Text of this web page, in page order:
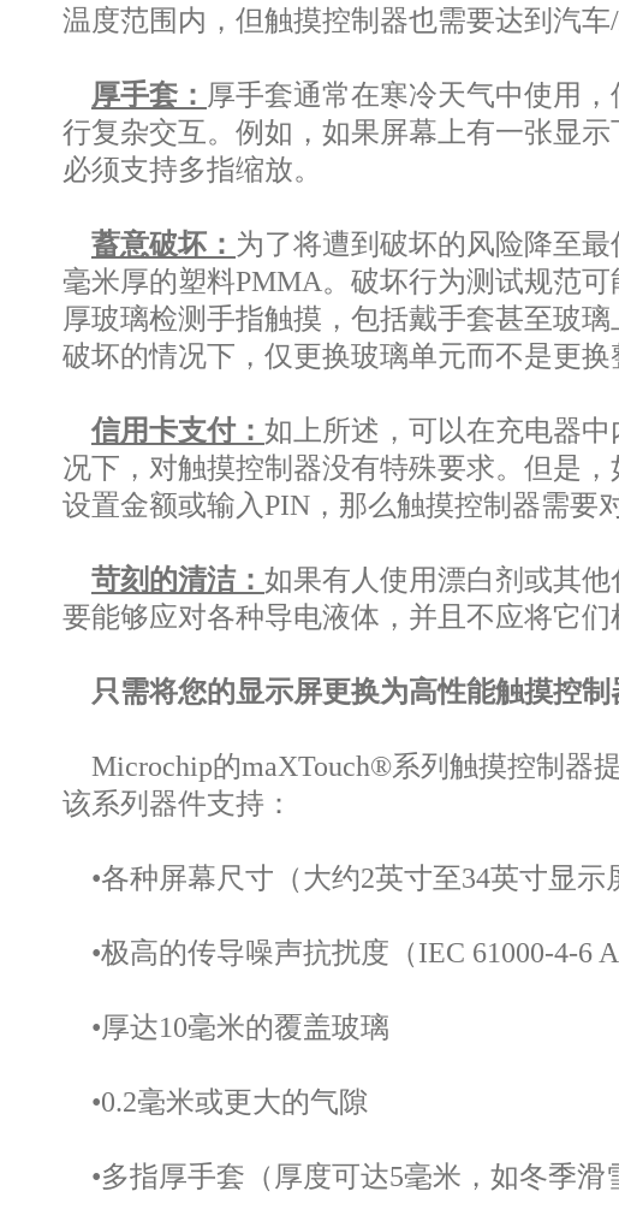
温度范围内，但触摸控制器也需要达到汽
厚手套： 厚手套通常在寒冷天气中使用
行复杂交互。例如，如果屏幕上有一张显
必须支持多指缩放。
蓄意破坏： 为了将遭到破坏的风险降至
毫米厚的塑料PMMA。破坏行为测试规范
厚玻璃检测手指触摸，包括戴手套甚至玻
破坏的情况下，仅更换玻璃单元而不是更
信用卡支付： 如上所述，可以在充电器
况下，对触摸控制器没有特殊要求。但是
设置金额或输入PIN，那么触摸控制器需要
苛刻的清洁： 如果有人使用漂白剂或其
要能够应对各种导电液体，并且不应将它们
只需将您的显示屏更换为高性能触摸控
Microchip的maXTouch®系列触摸控制器
该系列器件支持：
•各种屏幕尺寸（大约2英寸至34英寸显示
•极高的传导噪声抗扰度（IEC 61000-4-6 A
•厚达10毫米的覆盖玻璃
•0.2毫米或更大的气隙
•多指厚手套（厚度可达5毫米，如冬季滑